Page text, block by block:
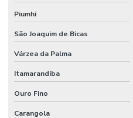
Piumhi
São Joaquim de Bicas
Várzea da Palma
Itamarandiba
Ouro Fino
Carangola